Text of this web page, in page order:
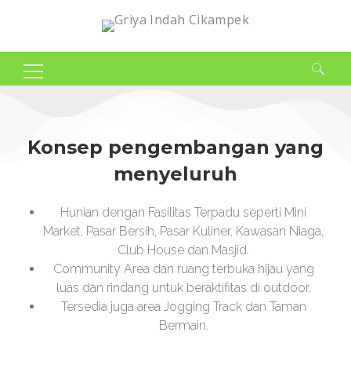
Search
Konsep pengembangan yang
menyeluruh
Hunian dengan Fasilitas Terpadu seperti Mini
Market, Pasar Bersih, Pasar Kuliner, Kawasan Niaga,
Club House dan Masjid.
Community Area dan ruang terbuka hijau yang
luas dan rindang untuk beraktifitas di outdoor.
Tersedia juga area Jogging Track dan Taman
Bermain.